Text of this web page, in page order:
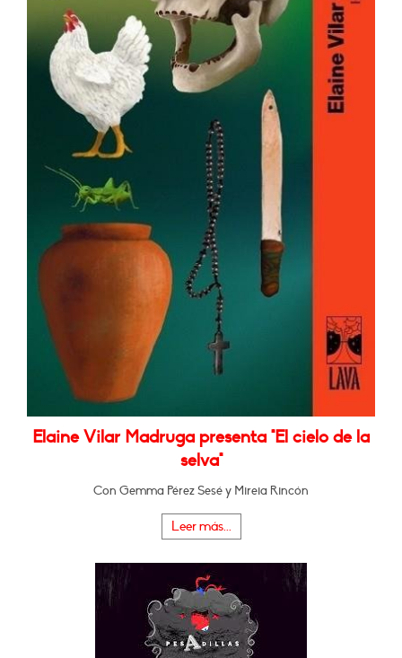
Elaine Vilar Madruga presenta "El cielo de la
selva"
Con Gemma Pérez Sesé y Mireia Rincón
Leer más...